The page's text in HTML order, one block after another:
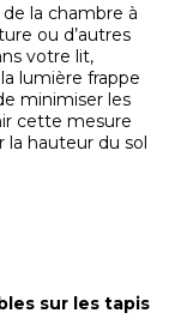
la chambre à
ou d’autres
votre lit,
lumière frappe
minimiser les
cette mesure
la hauteur du sol
sur les tapis